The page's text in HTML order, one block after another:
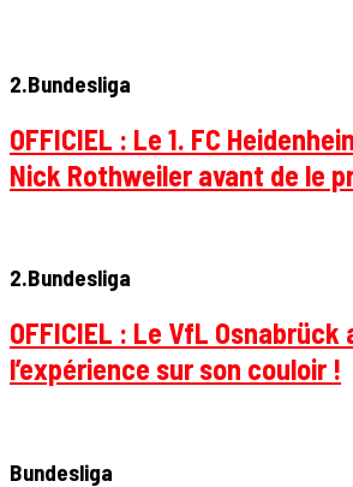
2.Bundesliga
OFFICIEL : Le 1. FC
Nick Rothweiler avant de le
2.Bundesliga
OFFICIEL : Le VfL Osnabrück
l’expérience sur son couloir !
Bundesliga